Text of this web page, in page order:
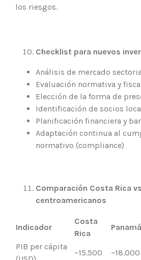
los riesgos.
Checklist para nuevos
Análisis de mercado
Evaluación normativa y
Elección de la forma de
Identificación de socios
Planificación financiera y
Adaptación continua al
normativo (compliance)
Comparación Costa Rica
centroamericanos
Indicador
Costa
Rica
Panamá
PIB per cápita
~15.500 ~18.000